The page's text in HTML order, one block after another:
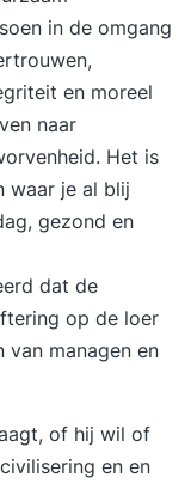
in de omgang
en moreel
naar
Het is
waar je al blij
gezond en
dat de
op de loer
van managen en
of hij wil of
en en